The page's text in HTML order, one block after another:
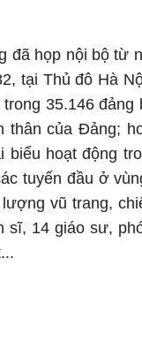
họp nội bộ từ
tại Thủ đô Hà
35.146
của Đảng;
hoạt động
tuyến đầu ở
vũ trang,
14 giáo sư,